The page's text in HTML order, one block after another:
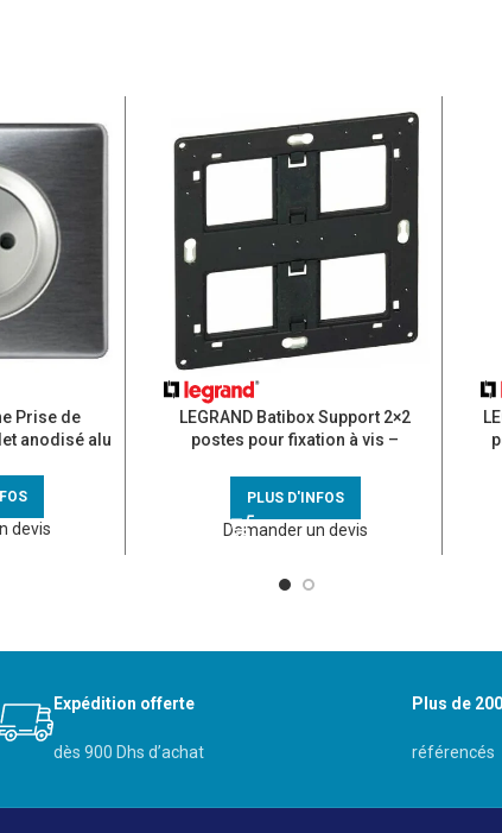
Prise de
anodisé alu
devis
LEGRAND Batibox Support 2×2
postes pour fixation à vis –
PLUS D'INFOS
Demander un devis
Expédition offerte
dès 900 Dhs d’achat
Plus de
référencés